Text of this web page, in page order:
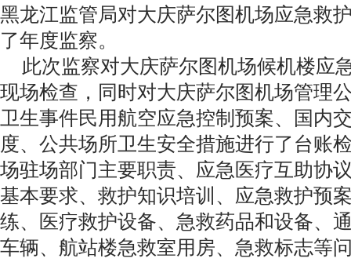
黑龙江监管局对大庆萨尔图机场应急救
了年度监察。
此次监察对大庆萨尔图机场候机楼应
现场检查，同时对大庆萨尔图机场管理
卫生事件民用航空应急控制预案、国内
度、公共场所卫生安全措施进行了台账
场驻场部门主要职责、应急医疗互助协
基本要求、救护知识培训、应急救护预
练、医疗救护设备、急救药品和设备、
车辆、航站楼急救室用房、急救标志等